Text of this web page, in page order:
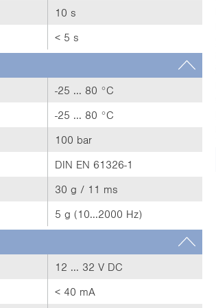
10 s
< 5 s
-25 ... 80 °C
-25 ... 80 °C
100 bar
DIN EN 61326-1
30 g / 11 ms
5 g (10...2000 Hz)
12 ... 32 V DC
< 40 mA